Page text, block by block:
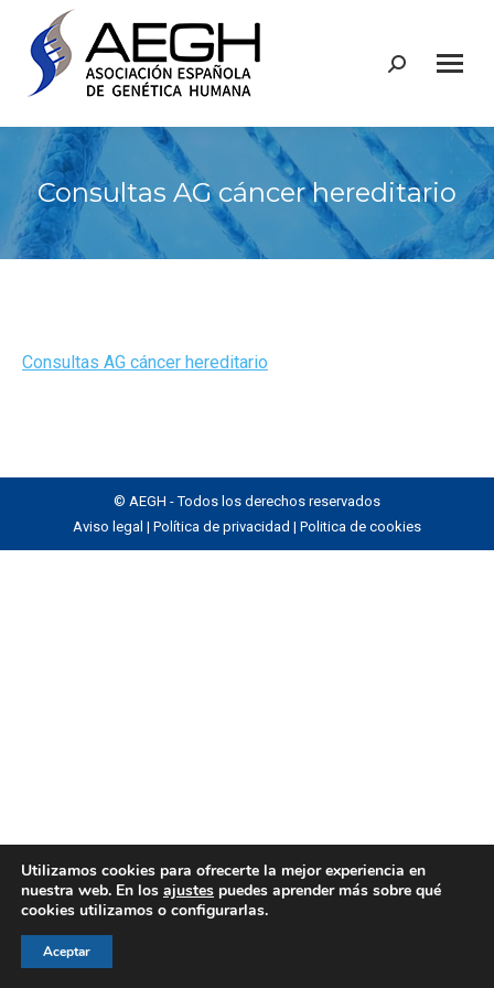
Buscar:
Consultas AG cáncer hereditario
Consultas AG cáncer hereditario
© AEGH - Todos los derechos reservados
Aviso legal | Política de privacidad | Politica de cookies
Utilizamos cookies para ofrecerte la mejor experiencia en
nuestra web. En los ajustes puedes aprender más sobre qué
cookies utilizamos o configurarlas.
Aceptar